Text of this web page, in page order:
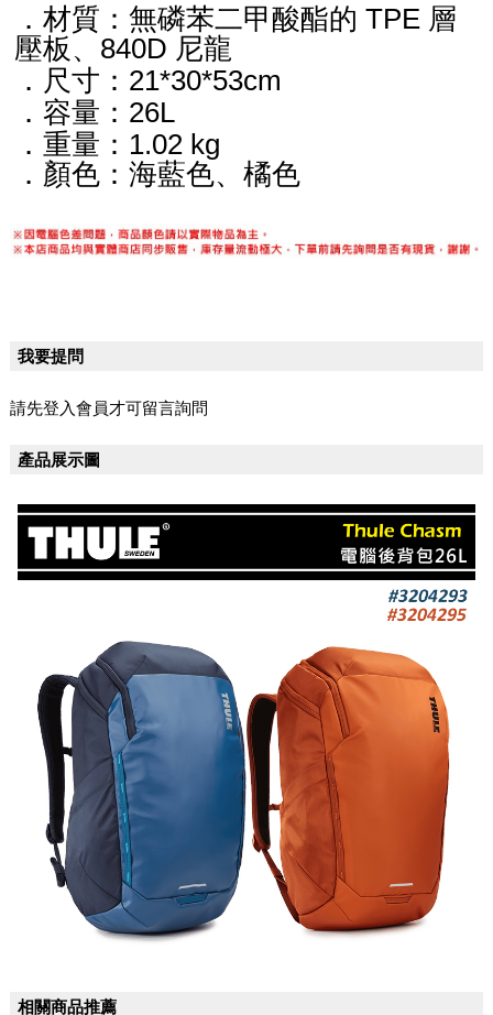
．材質：無磷苯二甲酸酯的 TPE 層
壓板、840D 尼龍
．尺寸：21*30*53cm
．容量：26L
．重量：1.02 kg
．顏色：海藍色、橘色
我要提問
請先登入會員才可留言詢問
產品展示圖
相關商品推薦